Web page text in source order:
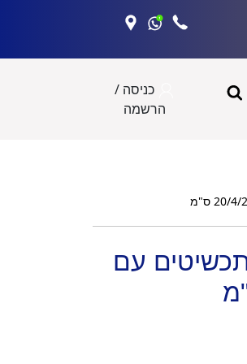
כניסה /
הרשמה
לתכשיטים עם